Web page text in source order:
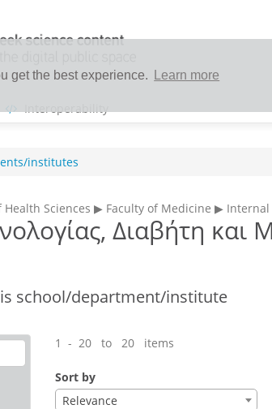
get the best experience. Learn more
Interoperability
institutes
Sciences ▶ Faculty of Medicine ▶
Διαβήτη και
school/department/institute
1 - 20 to 20 items
Sort by
Relevance